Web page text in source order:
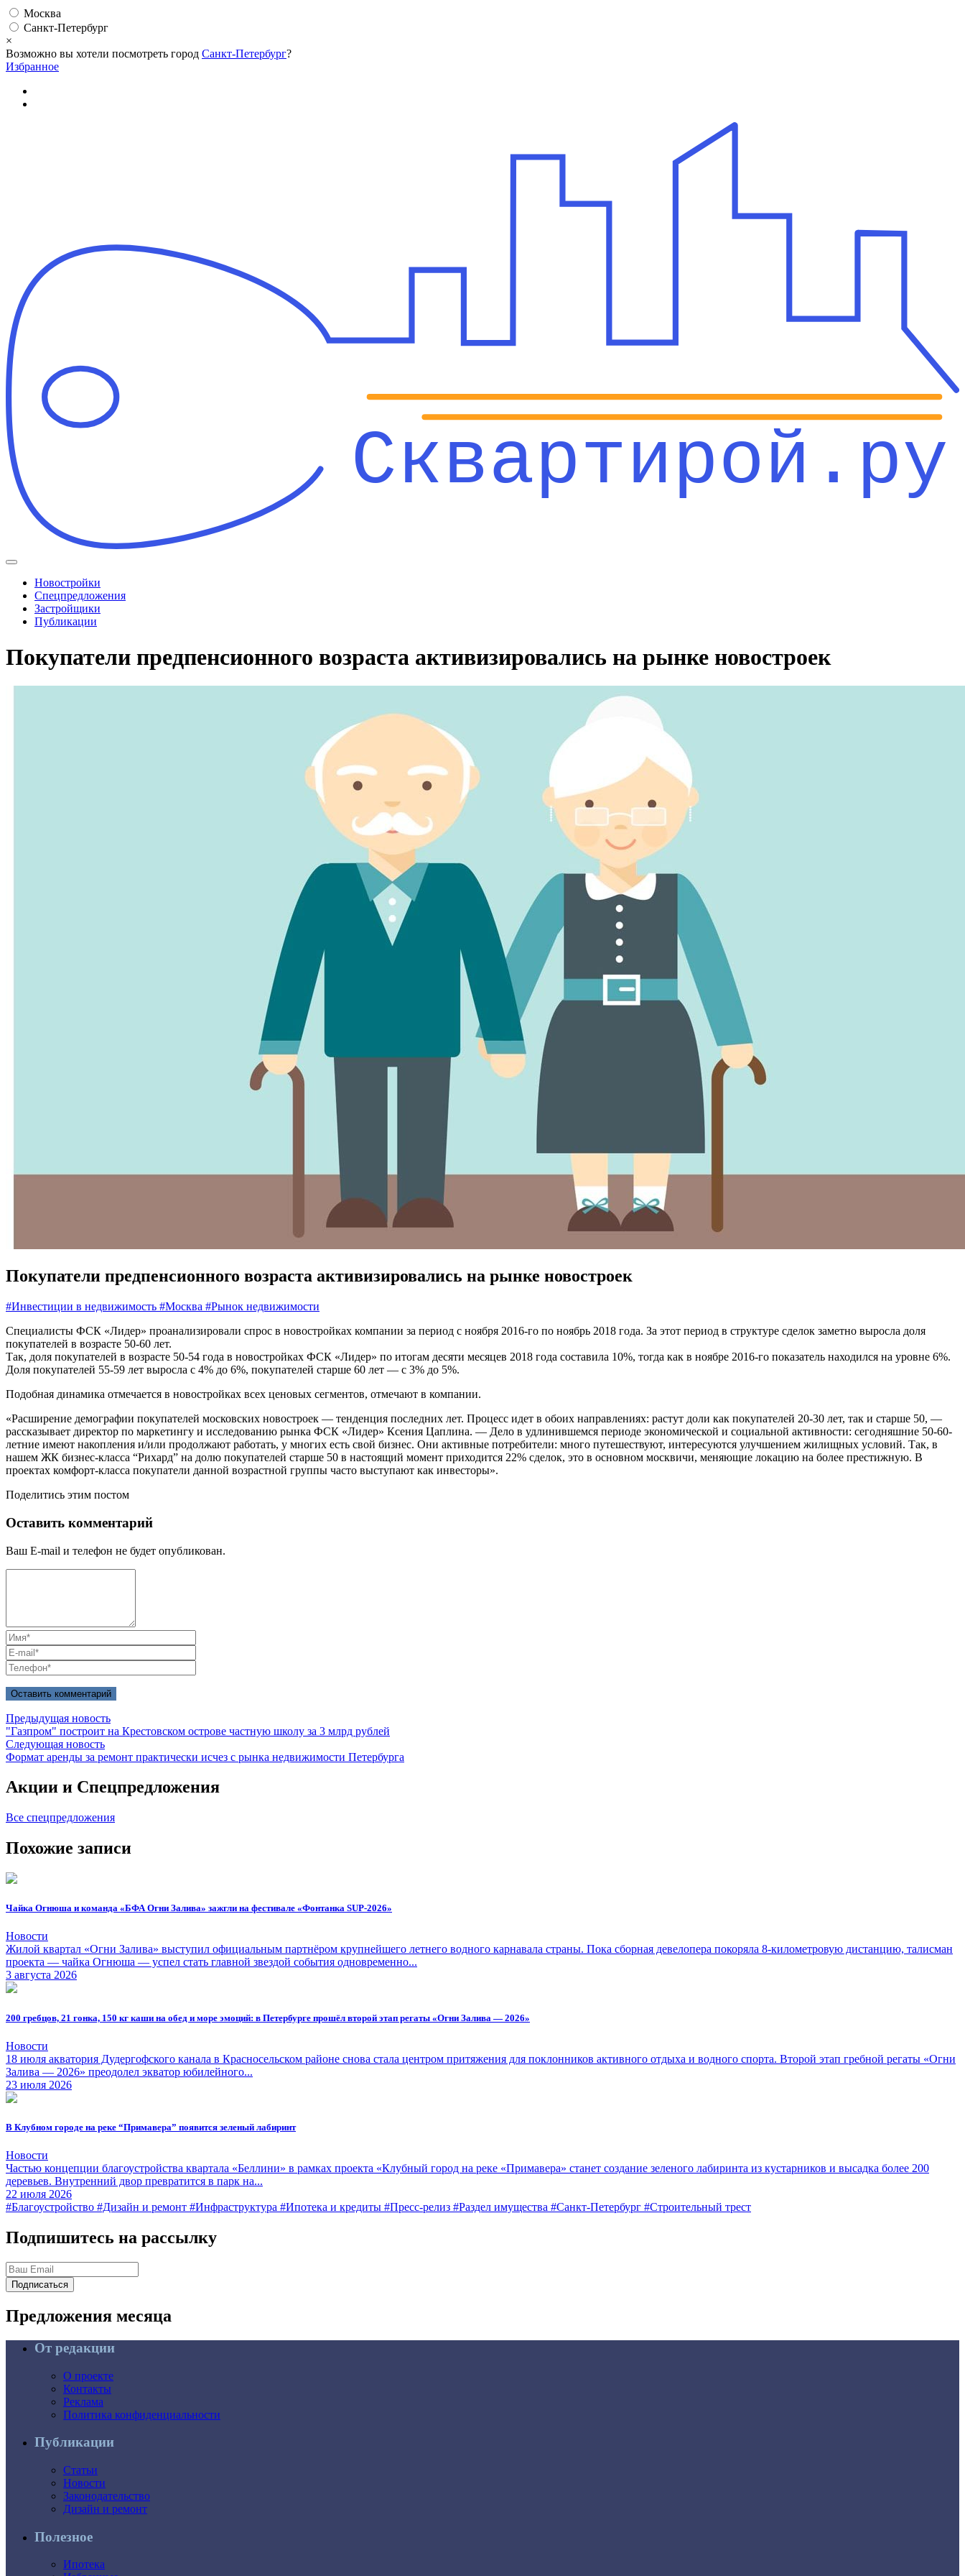
Москва
Санкт-Петербург
×
Возможно вы хотели посмотреть город Санкт-Петербург?
Избранное
Сквартирой.ру
Новостройки
Спецпредложения
Застройщики
Публикации
Покупатели предпенсионного возраста активизировались на рынке новостроек
Покупатели предпенсионного возраста активизировались на рынке новостроек
#Инвестиции в недвижимость #Москва #Рынок недвижимости
Специалисты ФСК «Лидер» проанализировали спрос в новостройках компании за период с ноября 2016-го по ноябрь 2018 года. За этот период в структуре сделок заметно выросла доля
покупателей в возрасте 50-60 лет.
Так, доля покупателей в возрасте 50-54 года в новостройках ФСК «Лидер» по итогам десяти месяцев 2018 года составила 10%, тогда как в ноябре 2016-го показатель находился на уровне 6%.
Доля покупателей 55-59 лет выросла с 4% до 6%, покупателей старше 60 лет — с 3% до 5%.
Подобная динамика отмечается в новостройках всех ценовых сегментов, отмечают в компании.
«Расширение демографии покупателей московских новостроек — тенденция последних лет. Процесс идет в обоих направлениях: растут доли как покупателей 20-30 лет, так и старше 50, —
рассказывает директор по маркетингу и исследованию рынка ФСК «Лидер» Ксения Цаплина. — Дело в удлинившемся периоде экономической и социальной активности: сегодняшние 50-60-
летние имеют накопления и/или продолжают работать, у многих есть свой бизнес. Они активные потребители: много путешествуют, интересуются улучшением жилищных условий. Так, в
нашем ЖК бизнес-класса “Рихард” на долю покупателей старше 50 в настоящий момент приходится 22% сделок, это в основном москвичи, меняющие локацию на более престижную. В
проектах комфорт-класса покупатели данной возрастной группы часто выступают как инвесторы».
Поделитись этим постом
Оставить комментарий
Ваш E-mail и телефон не будет опубликован.
Предыдущая новость
"Газпром" построит на Крестовском острове частную школу за 3 млрд рублей
Следующая новость
Формат аренды за ремонт практически исчез с рынка недвижимости Петербурга
Акции и Спецпредложения
Все спецпредложения
Похожие записи
Чайка Огнюша и команда «БФА Огни Залива» зажгли на фестивале «Фонтанка SUP-2026»
Новости
Жилой квартал «Огни Залива» выступил официальным партнёром крупнейшего летнего водного карнавала страны. Пока сборная девелопера покоряла 8-километровую дистанцию, талисман
проекта — чайка Огнюша — успел стать главной звездой события одновременно...
3 августа 2026
200 гребцов, 21 гонка, 150 кг каши на обед и море эмоций: в Петербурге прошёл второй этап регаты «Огни Залива — 2026»
Новости
18 июля акватория Дудергофского канала в Красносельском районе снова стала центром притяжения для поклонников активного отдыха и водного спорта. Второй этап гребной регаты «Огни
Залива — 2026» преодолел экватор юбилейного...
23 июля 2026
В Клубном городе на реке “Примавера” появится зеленый лабиринт
Новости
Частью концепции благоустройства квартала «Беллини» в рамках проекта «Клубный город на реке «Примавера» станет создание зеленого лабиринта из кустарников и высадка более 200
деревьев. Внутренний двор превратится в парк на...
22 июля 2026
#Благоустройство #Дизайн и ремонт #Инфраструктура #Ипотека и кредиты #Пресс-релиз #Раздел имущества #Санкт-Петербург #Строительный трест
Подпишитесь на рассылку
Подписаться
Предложения месяца
От редакции
О проекте
Контакты
Реклама
Политика конфиденциальности
Публикации
Статьи
Новости
Законодательство
Дизайн и ремонт
Полезное
Ипотека